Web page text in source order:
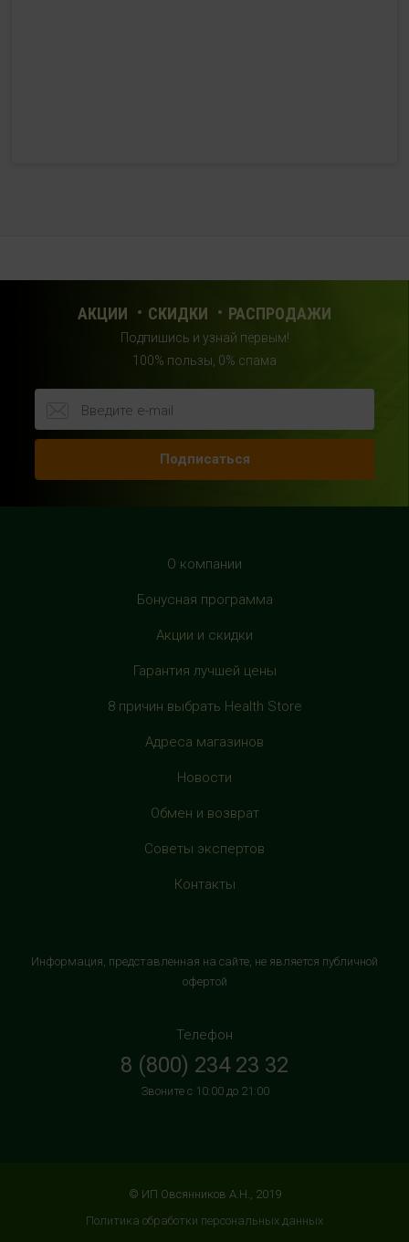
+7 (963) 682-32- 02
с 10:00 до 22:00 (без выходных)
HealthStore в ТРЦ "Райкин Плаза"
+7 (963) 682-31-94
с 10:00 до 22:00 (без выходных)
HealthStore в ТРЦ "Филион"
рядом с фуд-кортом
магазином "М.Видео"
г. Домодедово, Каширское шоссе, 3А, второй этаж, рядом
с кинотеатром "Матрица"
HealthStore в ТРЦ "АУРА"
г. Ярославль, ул. Победы, 41, цокольный этаж, напротив
HealthStore + ФИТНЕС-БАР в ТРЦ "ИЮНЬ"
г. Мытищи, ул. Мира, стр. 51, 2 этаж, рядом со входом в
АКЦИИ СКИДКИ РАСПРОДАЖИ
Подпишись и узнай первым!
100% пользы, 0% спама
Подписаться
О компании
Бонусная программа
Акции и скидки
Гарантия лучшей цены
8 причин выбрать Health Store
Адреса магазинов
Новости
Обмен и возврат
Советы экспертов
Контакты
Информация, представленная на сайте, не является публичной
офертой
Телефон
8 (800) 234 23 32
Звоните с 10:00 до 21:00
© ИП Овсянников А.Н., 2019
Политика обработки персональных данных